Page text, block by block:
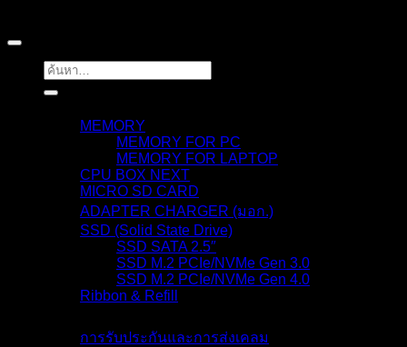
ค้นหา:
MEMORY
MEMORY FOR PC
MEMORY FOR LAPTOP
CPU BOX NEXT
MICRO SD CARD
ADAPTER CHARGER (มอก.)
SSD (Solid State Drive)
SSD SATA 2.5″
SSD M.2 PCIe/NVMe Gen 3.0
SSD M.2 PCIe/NVMe Gen 4.0
Ribbon & Refill
การรับประกันและการส่งเคลม